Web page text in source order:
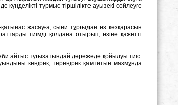
тұрмыс-тіршілікте ауызекі сөйлеуге
жасауға, сыни тұрғыдан өз көзқарасын
тиімді қолдана отырып, өзіне қажетті
айтыс туғызатындай дәрежеде қойылуы тиіс.
кеңірек, тереңірек қамтитын мазмұнда